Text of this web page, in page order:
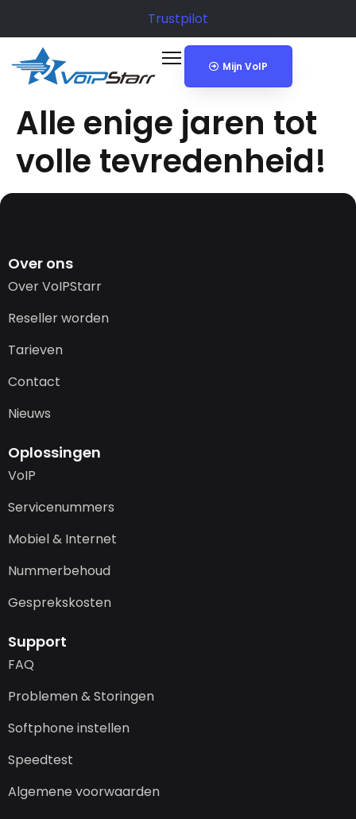
Trustpilot
Mijn VoIP
Alle enige jaren tot
volle tevredenheid!
Over ons
Over VoIPStarr
Reseller worden
Tarieven
Contact
Nieuws
Oplossingen
VoIP
Servicenummers
Mobiel & Internet
Nummerbehoud
Gesprekskosten
Support
FAQ
Problemen & Storingen
Softphone instellen
Speedtest
Algemene voorwaarden